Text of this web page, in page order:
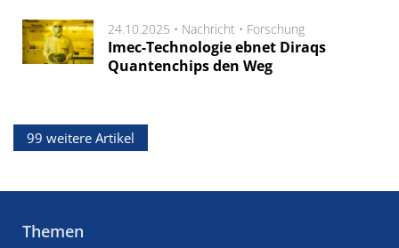
24.10.2025 • Nachricht • Forschung
Imec-Technologie ebnet Diraqs
Quantenchips den Weg
99 weitere Artikel
Themen